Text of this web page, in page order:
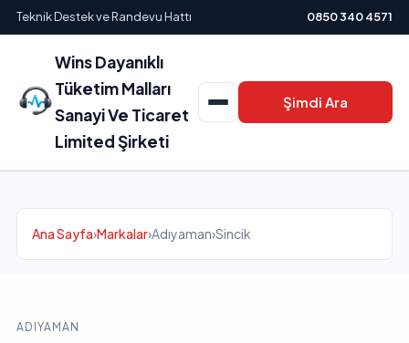
Teknik Destek ve Randevu Hattı 0850 340 4571
Wins Dayanıklı
Tüketim Malları
Sanayi Ve Ticaret
Limited Şirketi
Şimdi Ara
Ana Sayfa›Markalar›Adıyaman›Sincik
ADIYAMAN